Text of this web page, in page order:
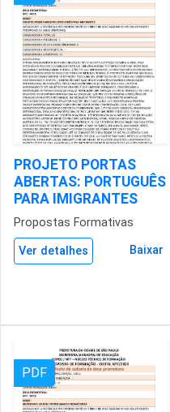
PROJETO PORTAS
ABERTAS: PORTUGUÊS
PARA IMIGRANTES
Propostas Formativas
Ver detalhes Baixar
PDF